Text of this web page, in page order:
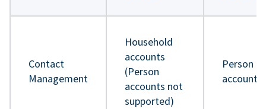
Contact
Management
Household
accounts
(Person
accounts not
supported)
Person
accounts